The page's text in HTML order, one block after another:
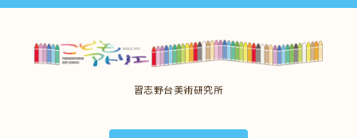
習志野台美術研究所